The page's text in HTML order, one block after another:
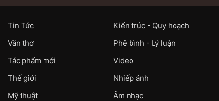
Tin Tức
Kiến trúc - Quy hoạch
Văn thơ
Phê bình - Lý luận
Tác phẩm mới
Video
Thế giới
Nhiếp ảnh
Mỹ thuật
Âm nhạc